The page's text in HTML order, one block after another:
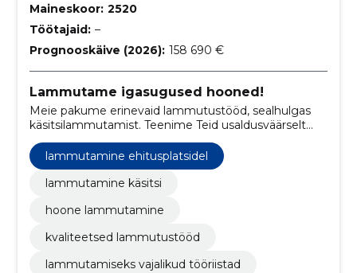
Maineskoor: 2520
Töötajaid: –
Prognooskäive (2026): 158 690 €
Lammutame igasugused hooned!
Meie pakume erinevaid lammutustööd, sealhulgas
käsitsilammutamist. Teenime Teid usaldusväärselt
kõikides erinevates hoonetes ja projektides.
lammutamine ehitusplatsidel
lammutamine käsitsi
hoone lammutamine
kvaliteetsed lammutustööd
lammutamiseks vajalikud tööriistad